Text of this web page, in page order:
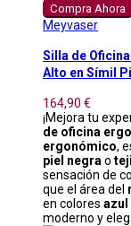
Compra Ahora
Meyvaser
Silla de
Alto en Símil
164,90 €
¡Mejora tu
de oficina
ergonómico,
piel negra o
sensación de
que el área del
en colores azul
moderno y